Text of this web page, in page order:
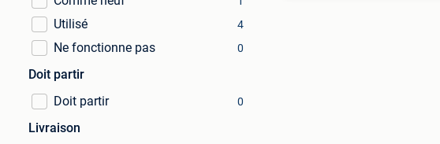
Utilisé 4
Ne fonctionne pas 0
Doit partir
Doit partir
0
Livraison